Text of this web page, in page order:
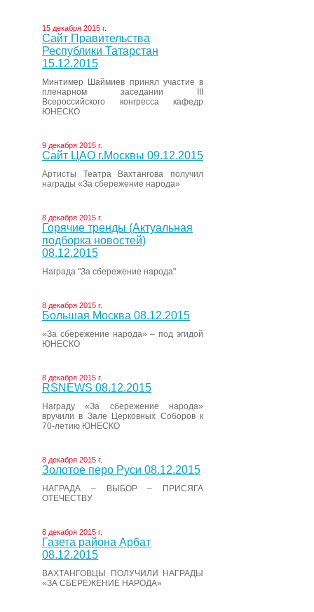
15 декабря 2015 г.
Сайт Правительства
Республики Татарстан
15.12.2015
Минтимер Шаймиев принял участие в
пленарном заседании III
Всероссийского конгресса кафедр
ЮНЕСКО
9 декабря 2015 г.
Сайт ЦАО г.Москвы 09.12.2015
Артисты Театра Вахтангова получил
награды «За сбережение народа»
8 декабря 2015 г.
Горячие тренды (Актуальная
подборка новостей)
08.12.2015
Награда "За сбережение народа"
8 декабря 2015 г.
Большая Москва 08.12.2015
«За сбережение народа» – под эгидой
ЮНЕСКО
8 декабря 2015 г.
RSNEWS 08.12.2015
Награду «За сбережение народа»
вручили в Зале Церковных Соборов к
70-летию ЮНЕСКО
8 декабря 2015 г.
Золотое перо Руси 08.12.2015
НАГРАДА – ВЫБОР – ПРИСЯГА
ОТЕЧЕСТВУ
8 декабря 2015 г.
Газета района Арбат
08.12.2015
ВАХТАНГОВЦЫ ПОЛУЧИЛИ НАГРАДЫ
«ЗА СБЕРЕЖЕНИЕ НАРОДА»